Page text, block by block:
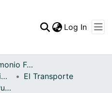
Statistics
Log In
Archivo del Patrimonio Fotográfico y Fílmico del Valle del Cauca
Fondo Archivo del Patrimonio Fotográfico y Fílmico del Valle del Cauca
El Transporte
APFFVC - Carreteras, Puentes - Patrimonial